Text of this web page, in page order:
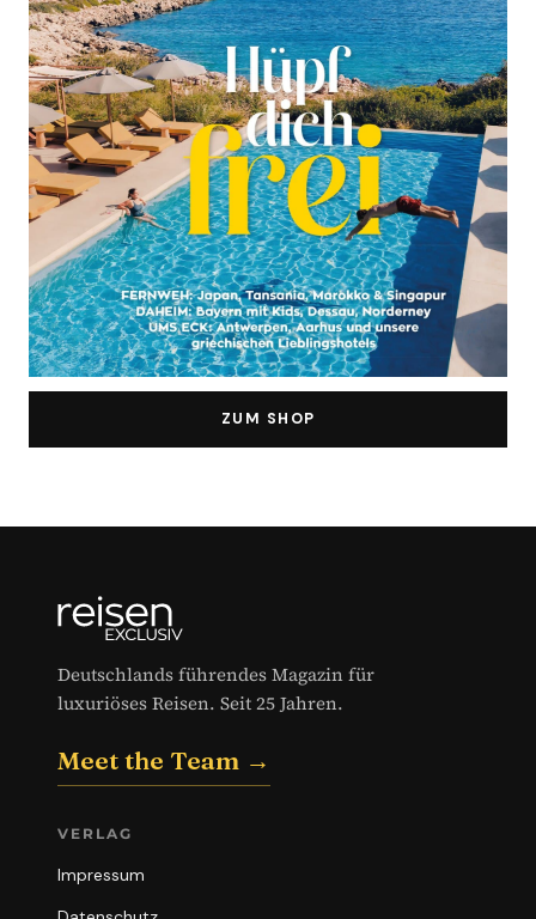
ZUM SHOP
Deutschlands führendes Magazin für
luxuriöses Reisen. Seit 25 Jahren.
Meet the Team →
VERLAG
Impressum